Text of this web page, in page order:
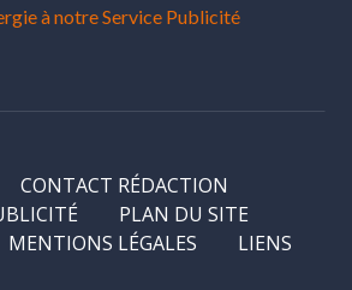
à notre Service Publicité
CONTACT RÉDACTION
PLAN DU SITE
MENTIONS LÉGALES LIENS